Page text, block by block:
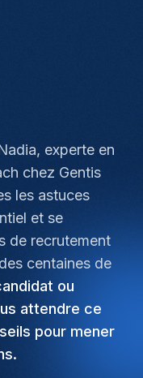
experte en
chez Gentis
les astuces
et se
de recrutement
centaines de
ou
attendre ce
pour mener